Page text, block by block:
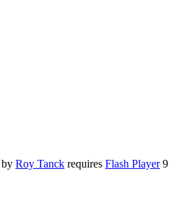
by Roy Tanck requires Flash Player9